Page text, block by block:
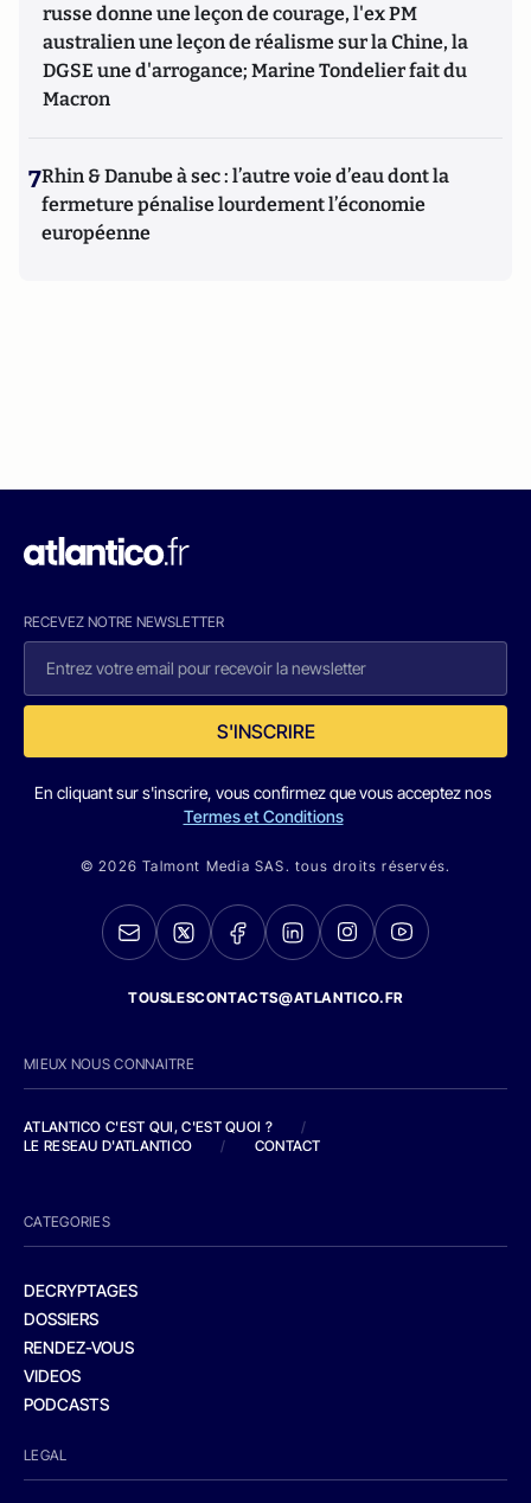
russe donne une leçon de courage, l'ex PM
australien une leçon de réalisme sur la Chine, la
DGSE une d'arrogance; Marine Tondelier fait du
Macron
7Rhin & Danube à sec : l’autre voie d’eau dont la
fermeture pénalise lourdement l’économie
européenne
RECEVEZ NOTRE NEWSLETTER
S'INSCRIRE
En cliquant sur s'inscrire, vous confirmez que vous acceptez nos
Termes et Conditions
© 2026 Talmont Media SAS. tous droits réservés.
TOUSLESCONTACTS@ATLANTICO.FR
MIEUX NOUS CONNAITRE
ATLANTICO C'EST QUI, C'EST QUOI ?
/
LE RESEAU D'ATLANTICO
/ CONTACT
CATEGORIES
DECRYPTAGES
DOSSIERS
RENDEZ-VOUS
VIDEOS
PODCASTS
LEGAL